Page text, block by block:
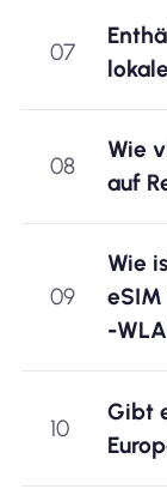
07
08
Wie
auf
09
Wie
-
10
Gibt